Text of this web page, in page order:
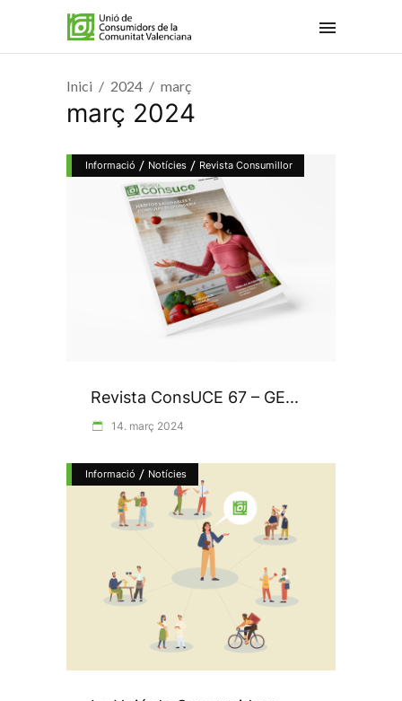
Inici 2024 març
març 2024
Informació / Notícies / Revista Consumillor
Revista ConsUCE 67 – GE...
14. març 2024
Informació / Notícies